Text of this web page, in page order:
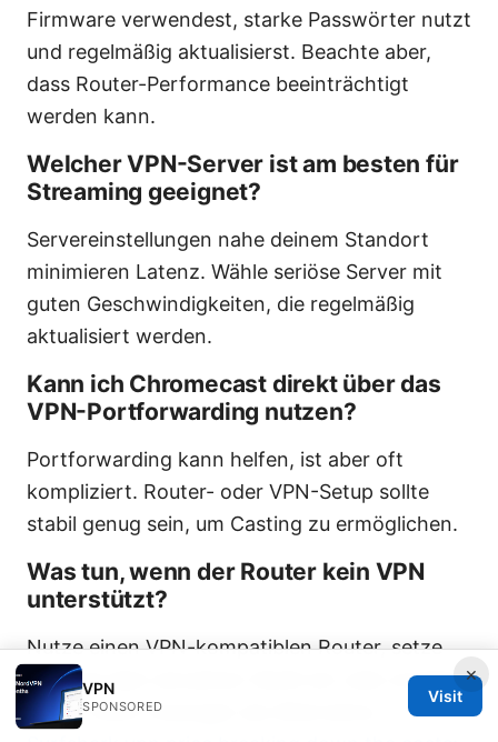
Firmware verwendest, starke Passwörter nutzt
und regelmäßig aktualisierst. Beachte aber,
dass Router-Performance beeinträchtigt
werden kann.
Welcher VPN-Server ist am besten für
Streaming geeignet?
Servereinstellungen nahe deinem Standort
minimieren Latenz. Wähle seriöse Server mit
guten Geschwindigkeiten, die regelmäßig
aktualisiert werden.
Kann ich Chromecast direkt über das
VPN-Portforwarding nutzen?
Portforwarding kann helfen, ist aber oft
kompliziert. Router- oder VPN-Setup sollte
stabil genug sein, um Casting zu ermöglichen.
Was tun, wenn der Router kein VPN
unterstützt?
Nutze einen VPN-kompatiblen Router, setze
VPN auf dem einzelnen Gerät ein oder erwäge
Smart-DNS-Lösungen als Alternative.
×
VPN
SPONSORED
Visit